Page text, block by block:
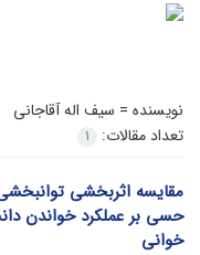
نویسنده = سیف اله آقاجانی
تعداد مقالات:
1
مقایسه اثربخشی
حسی بر عملکرد خواندن
خوانی